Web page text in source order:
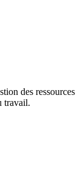
des ressources
travail.